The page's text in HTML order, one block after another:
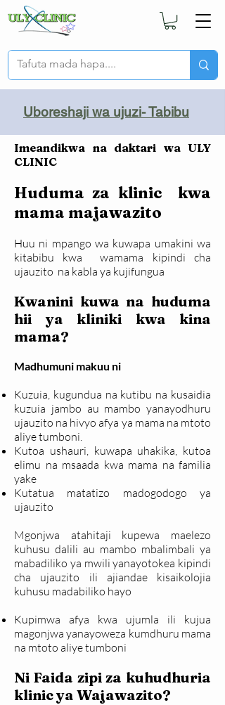
Uboreshaji wa ujuzi- Tabibu
Imeandikwa na daktari wa ULY
CLINIC
Huduma za klinic kwa
mama majawazito
Huu ni mpango wa kuwapa umakini wa
kitabibu kwa wamama kipindi cha
ujauzito na kabla ya kujifungua
Kwanini kuwa na huduma
hii ya kliniki kwa kina
mama?
Madhumuni makuu ni
Kuzuia, kugundua na kutibu na kusaidia
kuzuia jambo au mambo yanayodhuru
ujauzito na hivyo afya ya mama na mtoto
aliye tumboni.
Kutoa ushauri, kuwapa uhakika, kutoa
elimu na msaada kwa mama na familia
yake
Kutatua matatizo madogodogo ya
ujauzito
Mgonjwa atahitaji kupewa maelezo
kuhusu dalili au mambo mbalimbali ya
mabadiliko ya mwili yanayotokea kipindi
cha ujauzito ili ajiandae kisaikolojia
kuhusu madabiliko hayo
Kupimwa afya kwa ujumla ili kujua
magonjwa yanayoweza kumdhuru mama
na mtoto aliye tumboni
Ni Faida zipi za kuhudhuria
klinic ya Wajawazito?